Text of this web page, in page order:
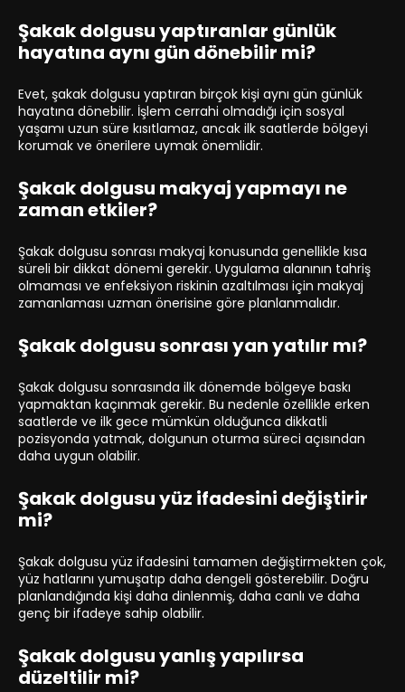
Şakak dolgusu yaptıranlar günlük
hayatına aynı gün dönebilir mi?
Evet, şakak dolgusu yaptıran birçok kişi aynı gün günlük
hayatına dönebilir. İşlem cerrahi olmadığı için sosyal
yaşamı uzun süre kısıtlamaz, ancak ilk saatlerde bölgeyi
korumak ve önerilere uymak önemlidir.
Şakak dolgusu makyaj yapmayı ne
zaman etkiler?
Şakak dolgusu sonrası makyaj konusunda genellikle kısa
süreli bir dikkat dönemi gerekir. Uygulama alanının tahriş
olmaması ve enfeksiyon riskinin azaltılması için makyaj
zamanlaması uzman önerisine göre planlanmalıdır.
Şakak dolgusu sonrası yan yatılır mı?
Şakak dolgusu sonrasında ilk dönemde bölgeye baskı
yapmaktan kaçınmak gerekir. Bu nedenle özellikle erken
saatlerde ve ilk gece mümkün olduğunca dikkatli
pozisyonda yatmak, dolgunun oturma süreci açısından
daha uygun olabilir.
Şakak dolgusu yüz ifadesini değiştirir
mi?
Şakak dolgusu yüz ifadesini tamamen değiştirmekten çok,
yüz hatlarını yumuşatıp daha dengeli gösterebilir. Doğru
planlandığında kişi daha dinlenmiş, daha canlı ve daha
genç bir ifadeye sahip olabilir.
Şakak dolgusu yanlış yapılırsa
düzeltilir mi?